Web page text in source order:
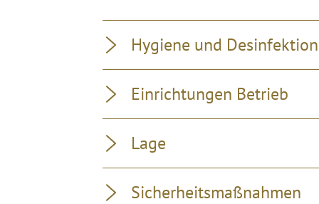
Hygiene und Desinfektion
Einrichtungen Betrieb
Lage
Sicherheitsmaßnahmen